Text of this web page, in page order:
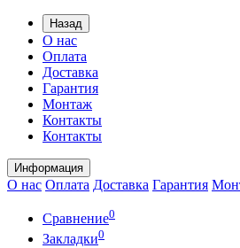
Назад
О нас
Оплата
Доставка
Гарантия
Монтаж
Контакты
Контакты
Информация
О нас Оплата Доставка Гарантия
Сравнение0
Закладки0